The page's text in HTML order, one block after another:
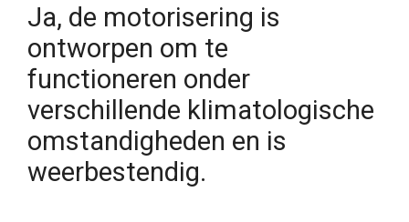
Ja, de motorisering is
ontworpen om te
functioneren onder
verschillende klimatologische
omstandigheden en is
weerbestendig.